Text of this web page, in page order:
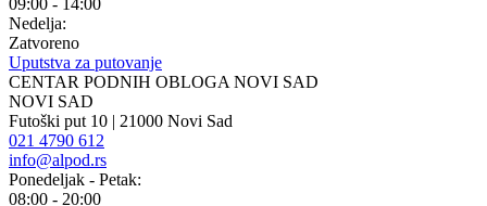
Nedelja:
Zatvoreno
Uputstva za putovanje
CENTAR PODNIH OBLOGA NOVI SAD
NOVI SAD
Futoški put 10 | 21000 Novi Sad
021 4790 612
info@alpod.rs
Ponedeljak - Petak:
08:00 - 20:00